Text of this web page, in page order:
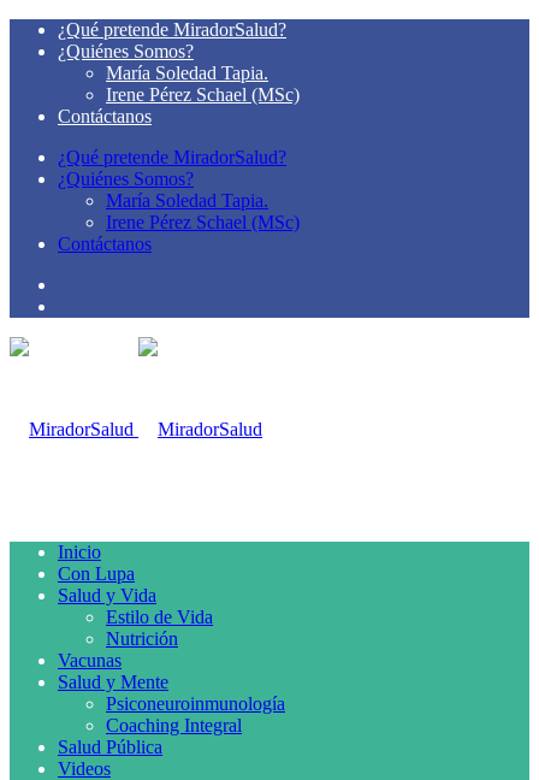
¿Qué pretende MiradorSalud?
¿Quiénes Somos?
María Soledad Tapia.
Irene Pérez Schael (MSc)
Contáctanos
¿Qué pretende MiradorSalud?
¿Quiénes Somos?
María Soledad Tapia.
Irene Pérez Schael (MSc)
Contáctanos
Inicio
Con Lupa
Salud y Vida
Estilo de Vida
Nutrición
Vacunas
Salud y Mente
Psiconeuroinmunología
Coaching Integral
Salud Pública
Videos